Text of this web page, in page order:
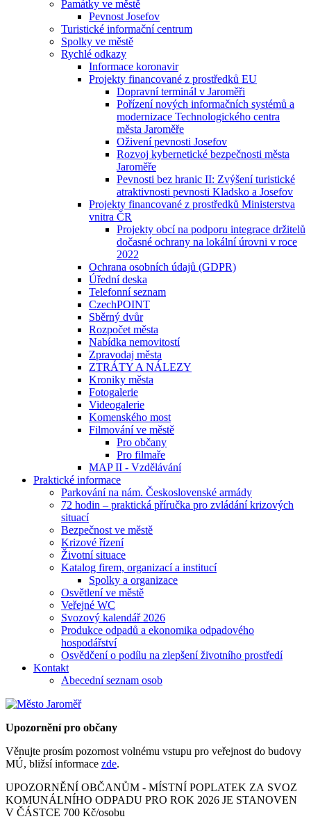
Památky ve městě
Pevnost Josefov
Turistické informační centrum
Spolky ve městě
Rychlé odkazy
Informace koronavir
Projekty financované z prostředků EU
Dopravní terminál v Jaroměři
Pořízení nových informačních systémů a
modernizace Technologického centra
města Jaroměře
Oživení pevnosti Josefov
Rozvoj kybernetické bezpečnosti města
Jaroměře
Pevnosti bez hranic II: Zvýšení turistické
atraktivnosti pevnosti Kladsko a Josefov
Projekty financované z prostředků Ministerstva
vnitra ČR
Projekty obcí na podporu integrace držitelů
dočasné ochrany na lokální úrovni v roce
2022
Ochrana osobních údajů (GDPR)
Úřední deska
Telefonní seznam
CzechPOINT
Sběrný dvůr
Rozpočet města
Nabídka nemovitostí
Zpravodaj města
ZTRÁTY A NÁLEZY
Kroniky města
Fotogalerie
Videogalerie
Komenského most
Filmování ve městě
Pro občany
Pro filmaře
MAP II - Vzdělávání
Praktické informace
Parkování na nám. Československé armády
72 hodin – praktická příručka pro zvládání krizových
situací
Bezpečnost ve městě
Krizové řízení
Životní situace
Katalog firem, organizací a institucí
Spolky a organizace
Osvětlení ve městě
Veřejné WC
Svozový kalendář 2026
Produkce odpadů a ekonomika odpadového
hospodářství
Osvědčení o podílu na zlepšení životního prostředí
Kontakt
Abecední seznam osob
Upozornění pro občany
Věnujte prosím pozornost volnému vstupu pro veřejnost do budovy
MÚ, bližsí informace zde.
UPOZORNĚNÍ OBČANŮM - MÍSTNÍ POPLATEK ZA SVOZ
KOMUNÁLNÍHO ODPADU PRO ROK 2026 JE STANOVEN
V ČÁSTCE 700 Kč/osobu